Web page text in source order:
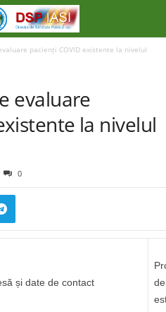
pacienți COVID existente la nivelul
evaluare
la nivelul
0
și date de contact